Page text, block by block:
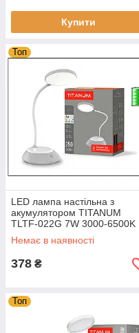
Купити
Топ
LED лампа настільна з
акумулятором TITANUM
TLTF-022G 7W 3000-6500K
USB Сіра
Немає в наявності
378 ₴
Топ